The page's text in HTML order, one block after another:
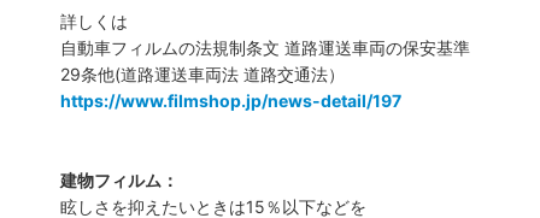
詳しくは
自動車フィルムの法規制条文 道路運送車両の保安基準
29条他(道路運送車両法 道路交通法）
https://www.filmshop.jp/news-detail/197
建物フィルム：
眩しさを抑えたいときは15％以下などを